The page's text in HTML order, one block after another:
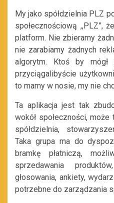
My jako spółdzielnia PLZ
społecznościową ,,PLZ”,
platform. Nie zbieramy
nie zarabiamy żadnych
algorytm. Ktoś by mógł
przyciągalibyście
to mamy w nosie, my nie
Ta aplikacja jest tak
wokół społeczności,
spółdzielnia,
Taka grupa ma do
bramkę płatniczą,
sprzedawania
głosowania, ankiety,
potrzebne do zarządzania